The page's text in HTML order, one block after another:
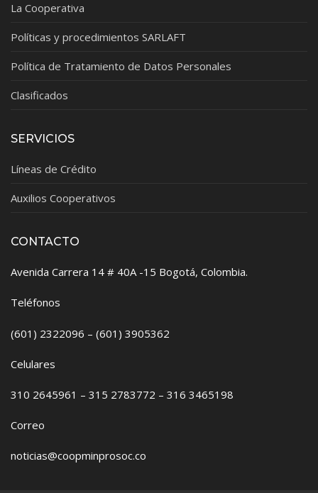
La Cooperativa
Políticas y procedimientos SARLAFT
Política de Tratamiento de Datos Personales
Clasificados
SERVICIOS
Líneas de Crédito
Auxilios Cooperativos
CONTACTO
Avenida Carrera 14 # 40A -15 Bogotá, Colombia.
Teléfonos
(601) 2322096 – (601) 3905362
Celulares
310 2645961 – 315 2783772 – 316 3465198
Correo
noticias@coopminprosoc.co